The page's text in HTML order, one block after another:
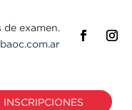
examen.
INSCRIPCIONES